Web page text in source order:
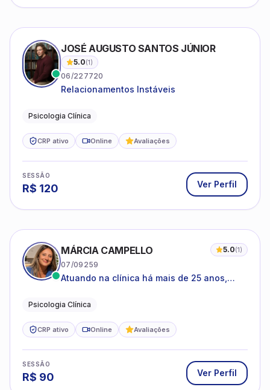
JOSÉ AUGUSTO SANTOS JÚNIOR
5.0(1)
06/227720
Relacionamentos Instáveis
Psicologia Clínica
CRP ativo Online Avaliações
SESSÃO
R$ 120 Ver Perfil
MÁRCIA CAMPELLO 5.0(1)
07/09259
Atuando na clínica há mais de 25 anos,
estruturas, com experiência em
Psicologia Clínica
CRP ativo Online Avaliações
SESSÃO
R$ 90 Ver Perfil